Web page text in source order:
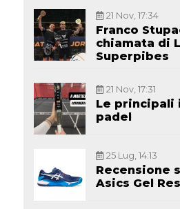
21 Nov, 17:34
Franco
chiamata di
Superpibes
21 Nov, 17:31
Le principali
padel
25 Lug, 14:13
Recensione
Asics Gel